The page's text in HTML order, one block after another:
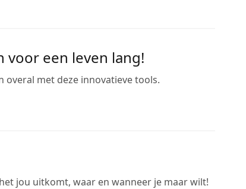
voor een leven lang!
met deze innovatieve tools.
jou uitkomt, waar en wanneer je maar wilt!